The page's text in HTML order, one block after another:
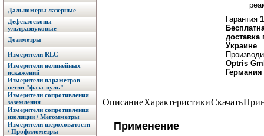
Дальномеры лазерные
Дефектоскопы
ультразвуковые
Дозиметры
Измерители RLC
Измерители нелинейных
искажений
Измерители параметров
петли "фаза-нуль"
Измерители сопротивления
заземления
Измерители сопротивления
изоляции / Мегомметры
Измерители шероховатости
/ Профилометры
Гарантия
доставка
Украине.
Optris
Германия
ОписаниеХарактеристикиСкачать
Применение